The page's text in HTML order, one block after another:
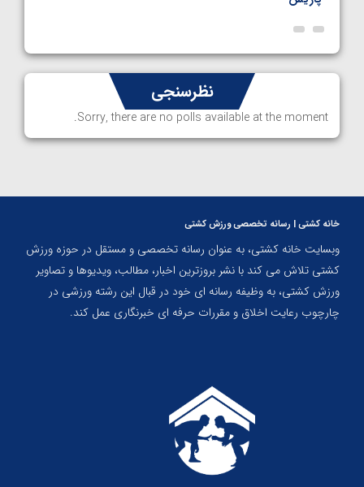
نظرسنجی
Sorry, there are no polls available at the moment.
خانه کشتی | رسانه تخصصی ورزش کشتی
وبسایت خانه کشتی، به عنوان رسانه تخصصی و مستقل در حوزه ورزش
کشتی تلاش می کند با نشر بروزترین اخبار، مطالب، ویدیوها و تصاویر
ورزش کشتی، به وظیفه رسانه ای خود در قبال این رشته ورزشی در
چارچوب رعایت اخلاق و مقررات حرفه ای خبرنگاری عمل کند.